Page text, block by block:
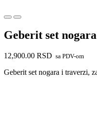
Geberit set
12,900.00 RSD sa PDV-om
Geberit set nogara i traverzi,